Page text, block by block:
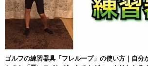
ゴルフの練習器具「フレループ」の使い方｜自分